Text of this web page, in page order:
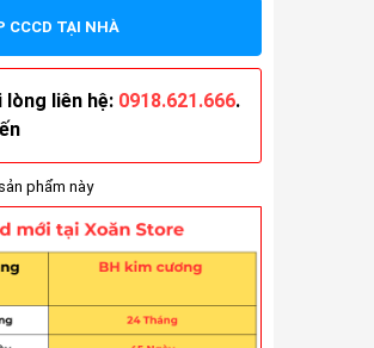
CCCD TẠI NHÀ
lòng liên hệ: 0918.621.666.
phẩm này